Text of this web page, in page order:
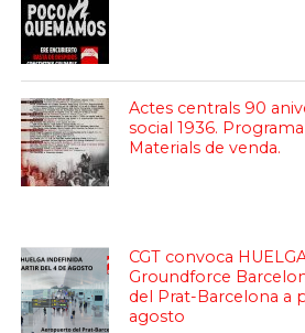
Actes centrals 90
social 1936.
Materials de venda.
CGT convoca
Groundforce
del Prat-Barcelona a
agosto